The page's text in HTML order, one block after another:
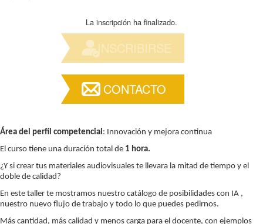
La inscripción ha finalizado.
INSCRIBIRSE
CONTACTO
Área del perfil competencial : Innovación y mejora continua
El curso tiene una duración total de 1 hora.
¿Y si crear tus materiales audiovisuales te llevara la mitad de tiempo y el
doble de calidad?
En este taller te mostramos nuestro catálogo de posibilidades con IA ,
nuestro nuevo flujo de trabajo y todo lo que puedes pedirnos.
Más cantidad, más calidad y menos carga para el docente, con ejemplos